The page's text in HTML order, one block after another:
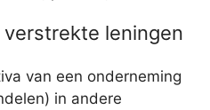
leningen
van een onderneming
in andere